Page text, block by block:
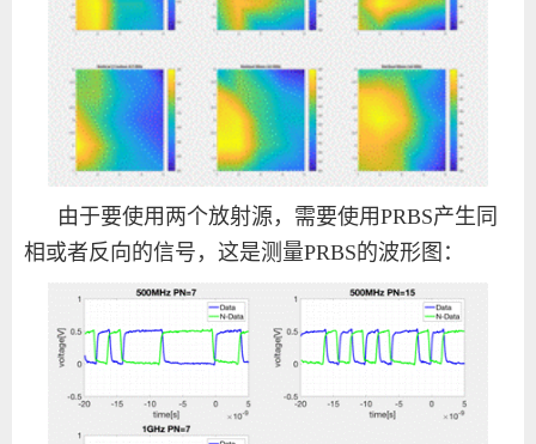
由于要使用两个放射源，需要使用PRBS产生同
相或者反向的信号，这是测量PRBS的波形图：